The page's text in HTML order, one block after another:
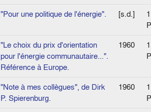
"Pour une politique de l'énergie". [s.d.]
1
"Le choix du prix d'orientation
pour l'énergie communautaire...".
Référence à Europe.
1960
1
"Note à mes collègues", de Dirk
P. Spierenburg.
1960
1